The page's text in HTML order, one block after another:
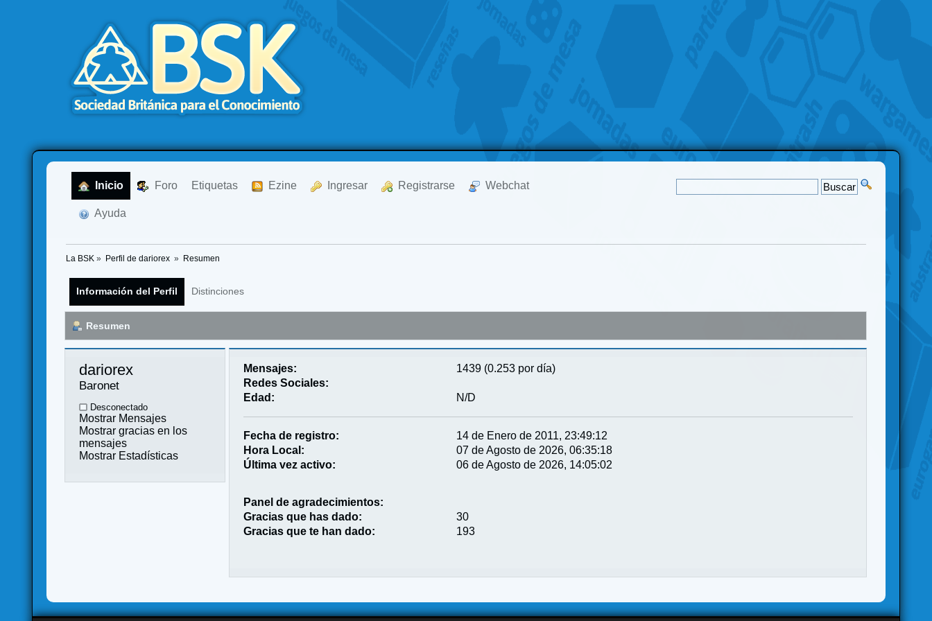
Inicio Foro Etiquetas Ezine Ingresar Registrarse Webchat
Ayuda
La BSK » Perfil de dariorex » Resumen
Información del Perfil Distinciones
Resumen
dariorex
Baronet
Desconectado
Mostrar Mensajes
Mostrar gracias en los
mensajes
Mostrar Estadísticas
Mensajes:
1439 (0.253 por día)
Redes Sociales:
Edad:
N/D
Fecha de registro:
14 de Enero de 2011, 23:49:12
Hora Local:
07 de Agosto de 2026, 06:35:18
Última vez activo:
06 de Agosto de 2026, 14:05:02
Panel de agradecimientos:
Gracias que has dado:
30
Gracias que te han dado:
193